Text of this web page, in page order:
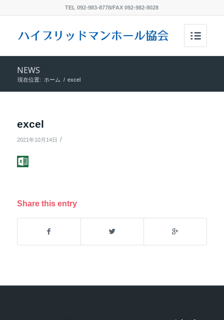
TEL 092-983-8778/FAX 092-982-8028
NEWS
現在位置: ホーム / excel
excel
2021年10月14日 /
Share this entry